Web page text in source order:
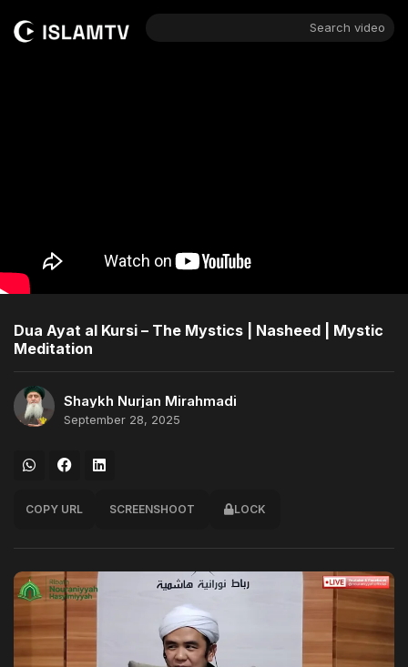
Search video
Dua Ayat al Kursi – The Mystics | Nasheed | Mystic
Meditation
Shaykh Nurjan Mirahmadi
September 28, 2025
COPY URL SCREENSHOOT LOCK